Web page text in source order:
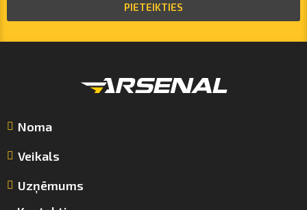
PIETEIKTIES
Noma
Veikals
Uzņēmums